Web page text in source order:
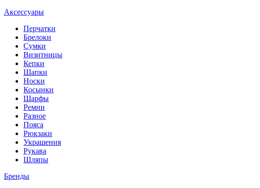
Аксессуары
Перчатки
Брелоки
Сумки
Визитницы
Кепки
Шапки
Носки
Косынки
Шарфы
Ремни
Разное
Пояса
Рюкзаки
Украшения
Рукава
Шляпы
Бренды